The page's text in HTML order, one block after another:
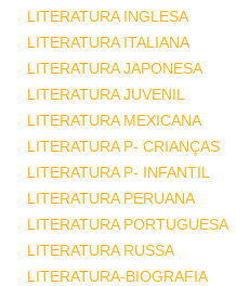
LITERATURA INGLESA
LITERATURA ITALIANA
LITERATURA JAPONESA
LITERATURA JUVENIL
LITERATURA MEXICANA
LITERATURA P- CRIANÇAS
LITERATURA P- INFANTIL
LITERATURA PERUANA
LITERATURA PORTUGUESA
LITERATURA RUSSA
LITERATURA-BIOGRAFIA